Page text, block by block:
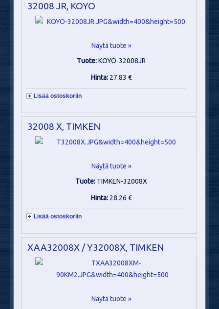
32008 JR, KOYO
Näytä tuote »
Tuote:KOYO-32008JR
Hinta: 27.83 €
Lisää ostoskoriin
32008 X, TIMKEN
Näytä tuote »
Tuote: TIMKEN-32008X
Hinta: 28.26 €
Lisää ostoskoriin
XAA32008X / Y32008X, TIMKEN
Näytä tuote »